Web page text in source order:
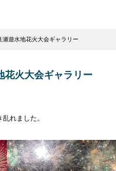
瀬遊水地花火大会ギャラリー
花火大会ギャラリー
れました。